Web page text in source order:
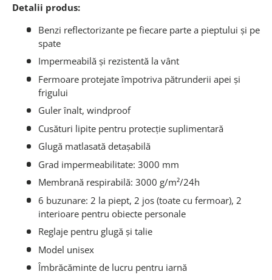
Detalii produs:
Benzi reflectorizante pe fiecare parte a pieptului și pe
spate
Impermeabilă și rezistentă la vânt
Fermoare protejate împotriva pătrunderii apei și
frigului
Guler înalt, windproof
Cusături lipite pentru protecție suplimentară
Glugă matlasată detașabilă
Grad impermeabilitate: 3000 mm
Membrană respirabilă: 3000 g/m²/24h
6 buzunare: 2 la piept, 2 jos (toate cu fermoar), 2
interioare pentru obiecte personale
Reglaje pentru glugă și talie
Model unisex
Îmbrăcăminte de lucru pentru iarnă